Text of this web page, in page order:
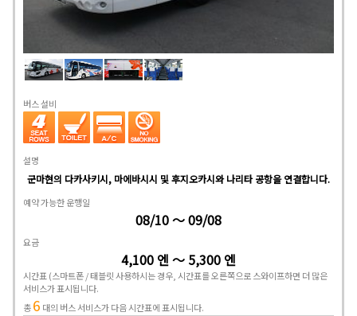
버스 설비
설명
군마현의 다카사키시, 마에바시시 및 후지오카시와 나리타 공항을 연결합니다.
예약 가능한 운행일
08/10 ～ 09/08
요금
4,100 엔 ～ 5,300 엔
시간표 (스마트폰 / 태블릿 사용하시는 경우, 시간표를 오른쪽으로 스와이프하면 더 많은
서비스가 표시됩니다.
총6 대의 버스 서비스가 다음 시간표에 표시됩니다.